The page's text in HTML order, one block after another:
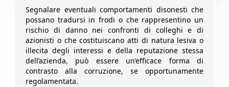
Segnalare eventuali comportamenti disonesti che
possano tradursi in frodi o che rappresentino un
rischio di danno nei confronti di colleghi e di
azionisti o che costituiscano atti di natura lesiva o
illecita degli interessi e della reputazione stessa
dell’azienda, può essere un’efficace forma di
contrasto alla corruzione, se opportunamente
regolamentata.